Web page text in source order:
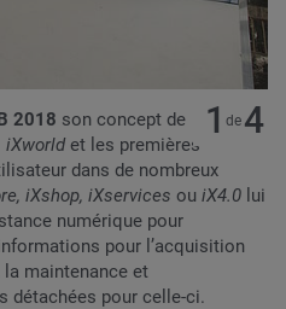
1 de 4
2018 son concept de
iXworldet les premières
dans de nombreux
iXshop, iXservices ou iX4.0 lui
numérique pour
pour l’acquisition
la maintenance et
détachées pour celle-ci.